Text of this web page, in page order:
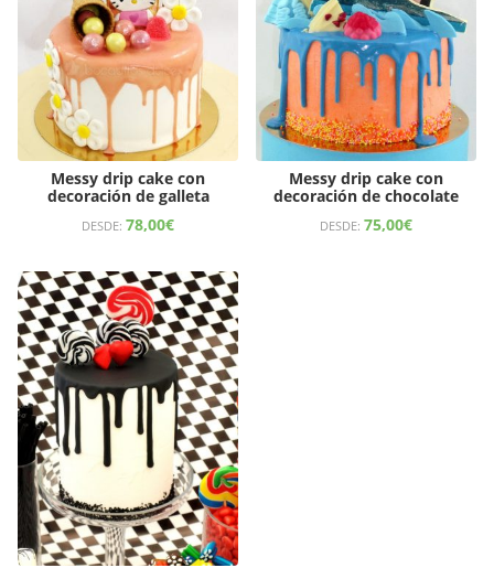
Messy drip cake con
decoración de galleta
DESDE: 78,00€
Messy drip cake con
decoración de chocolate
DESDE: 75,00€